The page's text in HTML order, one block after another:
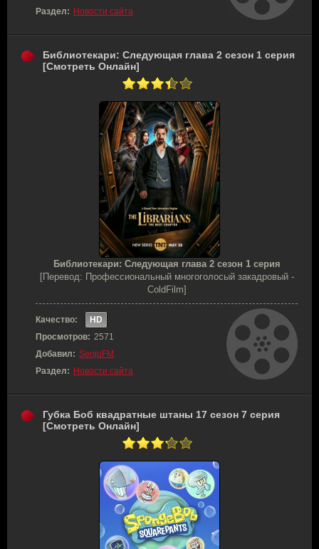
Раздел: Новости сайта
Библиотекари: Следующая глава 2 сезон 1 серия
[Смотреть Онлайн]
Библиотекари: Следующая глава 2 сезон 1 серия
[Перевод: Профессиональный многоголосый закадровый -
ColdFilm]
Качество:
HD
Просмотров: 2571
Добавил: SenjuFM
Раздел: Новости сайта
Губка Боб квадратные штаны 17 сезон 7 серия
[Смотреть Онлайн]